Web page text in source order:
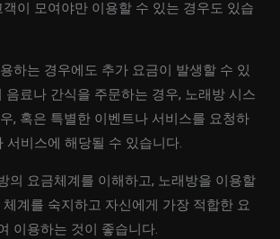
이 모여야만 이용할 수 있는 경우도 있습
하는 경우에도 추가 요금이 발생할 수 있
음료나 간식을 주문하는 경우, 노래방 시스
, 혹은 특별한 이벤트나 서비스를 요청하
서비스에 해당될 수 있습니다.
의 요금체계를 이해하고, 노래방을 이용할
계를 숙지하고 자신에게 가장 적합한 요
이용하는 것이 좋습니다.